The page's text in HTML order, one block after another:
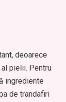
deoarece
pielii. Pentru
ingrediente
de trandafiri